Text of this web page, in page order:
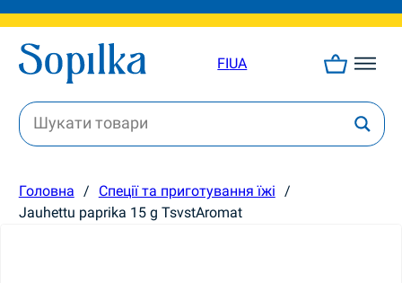
FIUA
Головна / Спеції та приготування їжі /
Jauhettu paprika 15 g TsvstAromat